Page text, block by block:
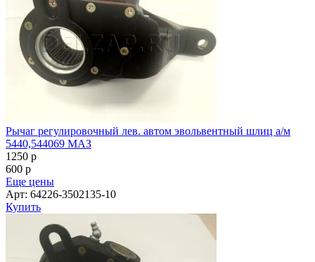
Рычаг регулировочный лев. автом эвольвентный шлиц а/м
5440,544069 МАЗ
1250 p
600 p
Еще цены
Арт: 64226-3502135-10
Купить